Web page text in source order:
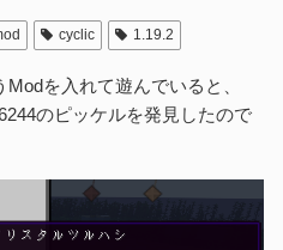
cyclic 1.19.2
を入れて遊んでいると、
のピッケルを発見したので